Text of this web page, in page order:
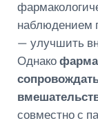
наблюдением
— улучшить
Однако
совместно с